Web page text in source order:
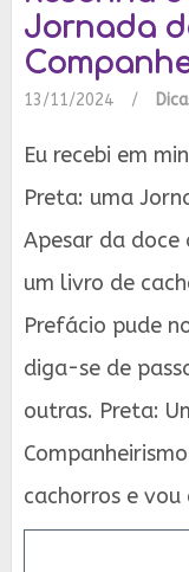
Jornada
13/11/2024 /
Eu recebi em
Preta: uma
Apesar da doce
um livro de
Prefácio pude
diga-se de
outras. Preta:
cachorros e